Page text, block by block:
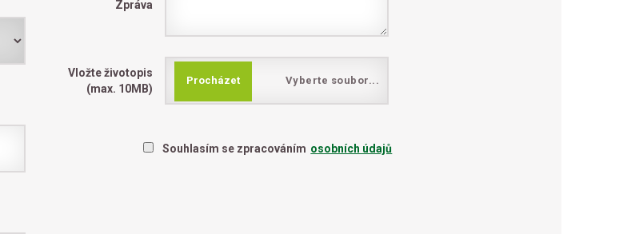
Zpráva
Vložte životopis
(max. 10MB)
Procházet Vyberte soubor...
Souhlasím se zpracováním osobních údajů